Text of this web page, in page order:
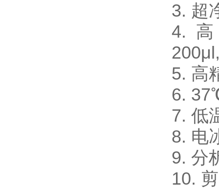
3. 超
4.
5. 高
6.
7. 低
8. 电
9. 分
10.